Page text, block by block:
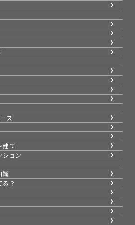
ス
建て
ション
識
る？